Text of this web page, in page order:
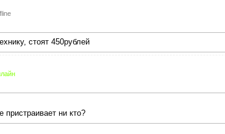
стоят 450рублей
пристраивает ни кто?